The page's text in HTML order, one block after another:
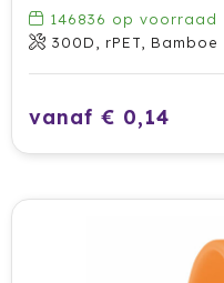
146836 op voorraad
300D, rPET, Bamboe
vanaf € 0,14